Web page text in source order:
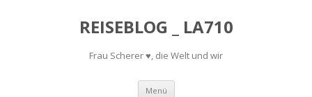
REISEBLOG _ LA710
Frau Scherer ♥, die Welt und wir
Menü Springe